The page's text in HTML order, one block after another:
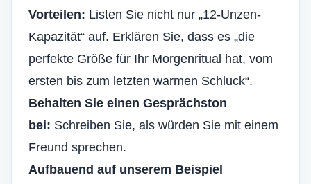
Vorteilen: Listen Sie nicht nur „12-Unzen-
Kapazität“ auf. Erklären Sie, dass es „die
perfekte Größe für Ihr Morgenritual hat, vom
ersten bis zum letzten warmen Schluck“.
Behalten Sie einen Gesprächston
bei: Schreiben Sie, als würden Sie mit einem
Freund sprechen.
Aufbauend auf unserem Beispiel